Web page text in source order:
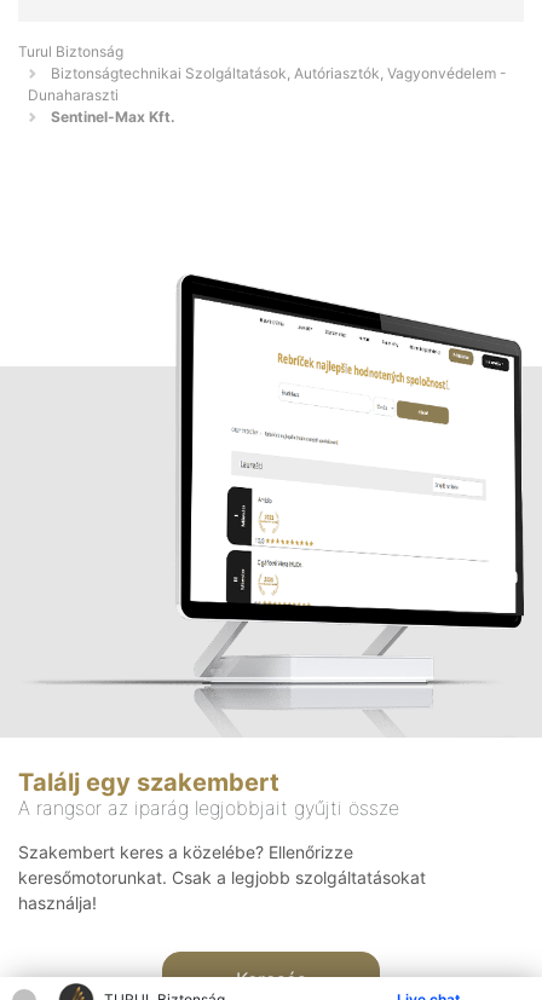
Turul Biztonság
Biztonságtechnikai Szolgáltatások, Autóriasztók, Vagyonvédelem -
Dunaharaszti
Sentinel-Max Kft.
Találj egy szakembert
A rangsor az iparág legjobbjait gyűjti össze
Szakembert keres a közelébe? Ellenőrizze
keresőmotorunkat. Csak a legjobb szolgáltatásokat
használja!
Keresés